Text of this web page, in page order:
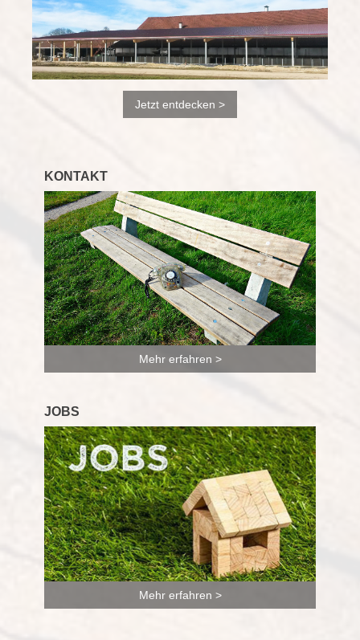
Jetzt entdecken >
KONTAKT
Mehr erfahren >
JOBS
Mehr erfahren >